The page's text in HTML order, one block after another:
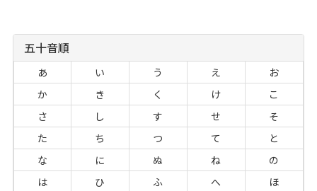
五十音順
あ い う え
お
か
き く け
こ
さ
し す せ
そ
た
ち つ て
と
な
に ぬ ね
の
は
ひ ふ へ
ほ